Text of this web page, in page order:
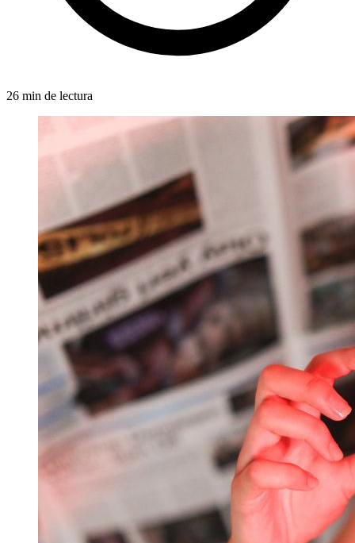
26 min de lectura